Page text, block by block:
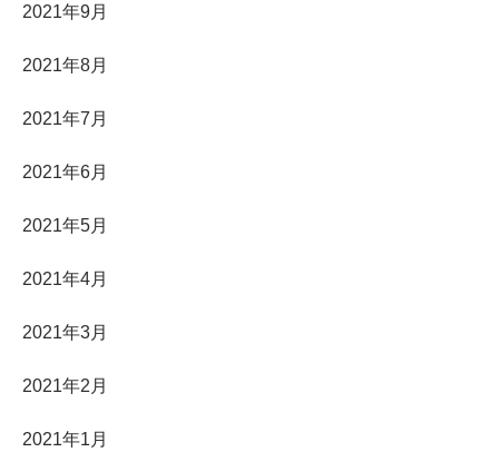
2021年9月
2021年8月
2021年7月
2021年6月
2021年5月
2021年4月
2021年3月
2021年2月
2021年1月